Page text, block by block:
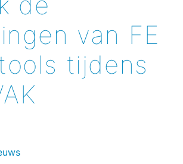
van FE
tijdens